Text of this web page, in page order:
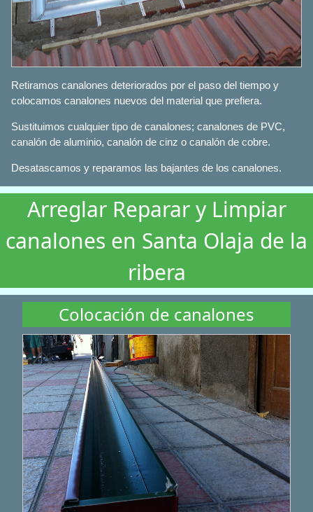
Retiramos canalones deteriorados por el paso del tiempo y
colocamos canalones nuevos del material que prefiera.
Sustituimos cualquier tipo de canalones; canalones de PVC,
canalón de aluminio, canalón de cinz o canalón de cobre.
Desatascamos y reparamos las bajantes de los canalones.
Arreglar Reparar y Limpiar
canalones en Santa Olaja de la
ribera
Colocación de canalones